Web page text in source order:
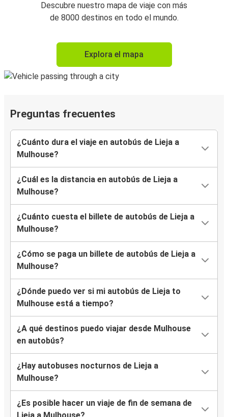
Descubre nuestro mapa de viaje con más
de 8000 destinos en todo el mundo.
Explora el mapa
Preguntas frecuentes
¿Cuánto dura el viaje en autobús de Lieja a
Mulhouse?
¿Cuál es la distancia en autobús de Lieja a
Mulhouse?
¿Cuánto cuesta el billete de autobús de Lieja a
Mulhouse?
¿Cómo se paga un billete de autobús de Lieja a
Mulhouse?
¿Dónde puedo ver si mi autobús de Lieja to
Mulhouse está a tiempo?
¿A qué destinos puedo viajar desde Mulhouse
en autobús?
¿Hay autobuses nocturnos de Lieja a
Mulhouse?
¿Es posible hacer un viaje de fin de semana de